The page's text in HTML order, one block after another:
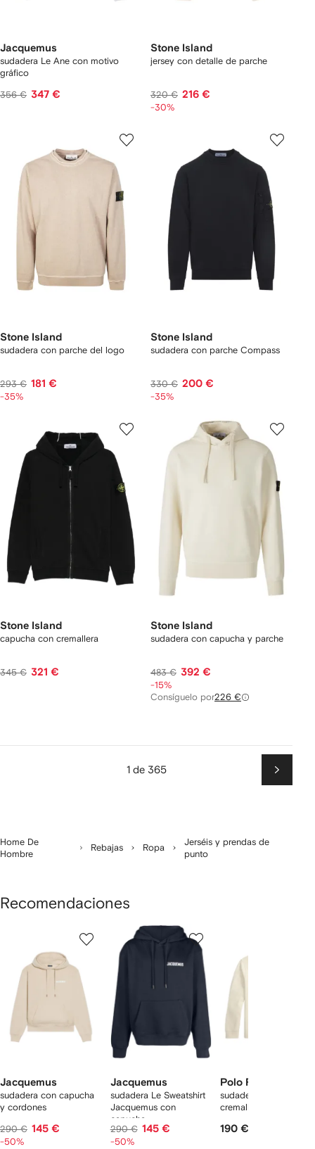
Jacquemus
sudadera Le Ane con motivo
gráfico
356 € 347 €
Stone Island
jersey con detalle de parche
320 € 216 €
-30%
Stone Island
sudadera con parche del logo
293 € 181 €
-35%
Stone Island
sudadera con parche Compass
330 € 200 €
-35%
Stone Island
capucha con cremallera
345 € 321 €
Stone Island
sudadera con capucha y parche
483 € 392 €
-15%
Consíguelo por226 €
1 de 365
Home De
Hombre
Rebajas Ropa
Jerséis y prendas de
punto
Recomendaciones
Jacquemus
sudadera con capucha
y cordones
290 € 145 €
-50%
12
Jacquemus
sudadera Le Sweatshirt
Jacquemus con
capucha
290 € 145 €
-50%
Polo Ralph Lauren
sudadera con media
cremallera
190 €